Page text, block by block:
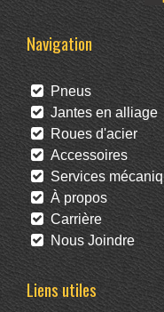
Navigation
Pneus
Jantes en alliage
Roues d'acier
Accessoires
Services
À propos
Carrière
Nous Joindre
Liens utiles